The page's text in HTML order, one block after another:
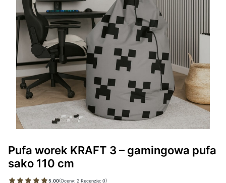
Pufa worek KRAFT 3 – gamingowa pufa
sako 110 cm
5.00(Oceny: 2 Recenzje: 0)